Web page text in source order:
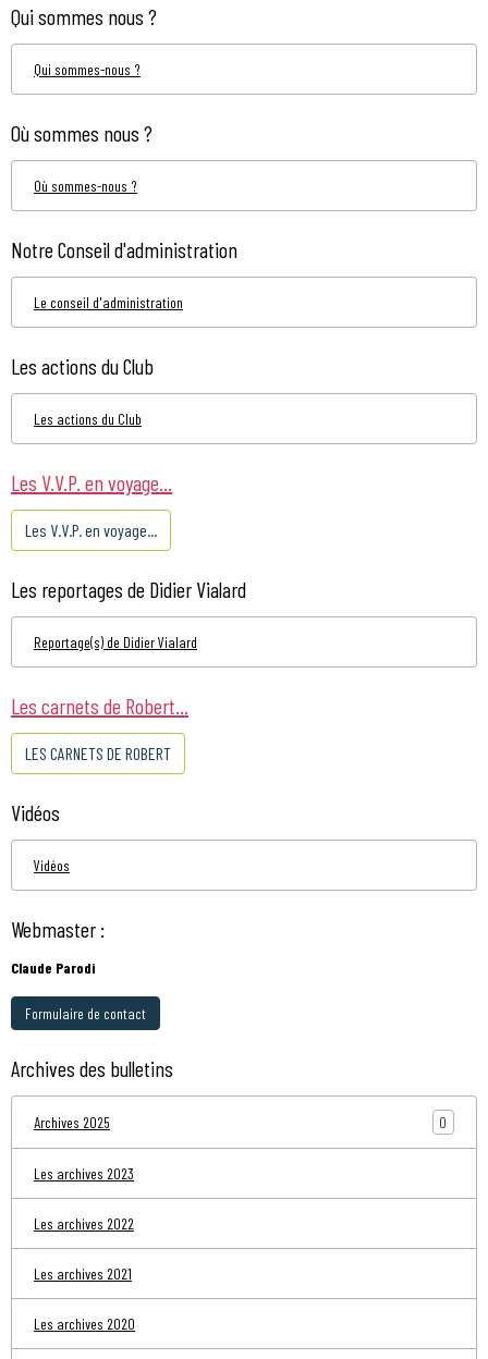
Qui sommes nous ?
Qui sommes-nous ?
Où sommes nous ?
Où sommes-nous ?
Notre Conseil d'administration
Le conseil d'administration
Les actions du Club
Les actions du Club
Les V.V.P. en voyage...
Les V.V.P. en voyage...
Les reportages de Didier Vialard
Reportage(s) de Didier Vialard
Les carnets de Robert...
LES CARNETS DE ROBERT
Vidéos
Vidéos
Webmaster :
Claude Parodi
Formulaire de contact
Archives des bulletins
Archives 2025 0
Les archives 2023
Les archives 2022
Les archives 2021
Les archives 2020